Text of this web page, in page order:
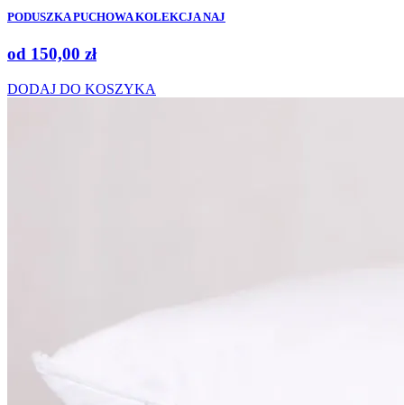
PODUSZKA PUCHOWA KOLEKCJA NAJ
od 150,00 zł
DODAJ DO KOSZYKA